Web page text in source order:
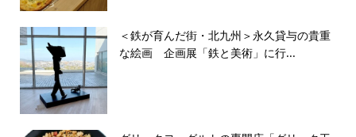
＜鉄が育んだ街・北九州＞永久貸与の貴重
な絵画 企画展「鉄と美術」に行...